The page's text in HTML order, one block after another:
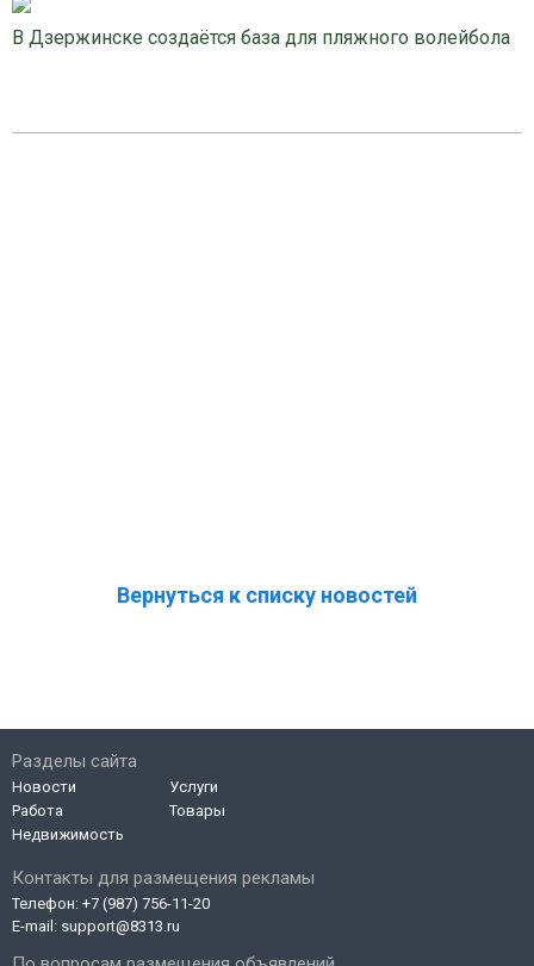
В Дзержинске создаётся база для пляжного волейбола
Вернуться к списку новостей
Контакты для размещения рекламы
Телефон: +7 (987) 756-11-20
E-mail: support@8313.ru
Разделы сайта
Новости
Работа
Недвижимость
Услуги
Товары